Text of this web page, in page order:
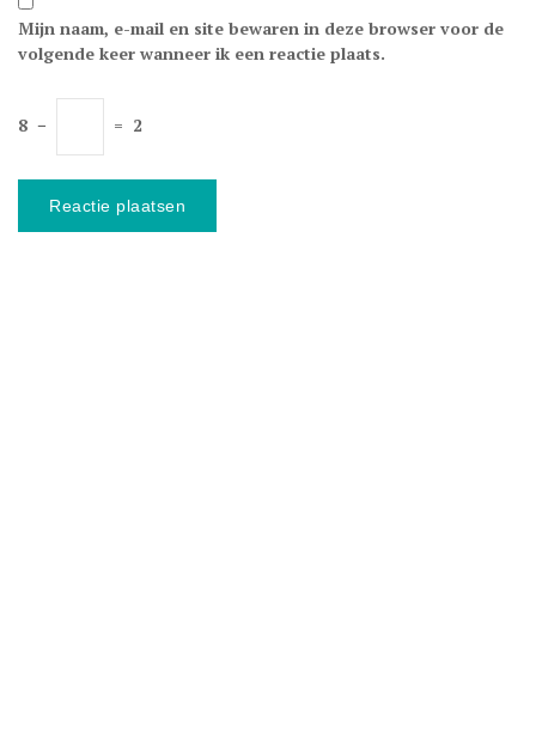
Mijn naam, e-mail en site bewaren in deze browser voor de
volgende keer wanneer ik een reactie plaats.
8 − = 2